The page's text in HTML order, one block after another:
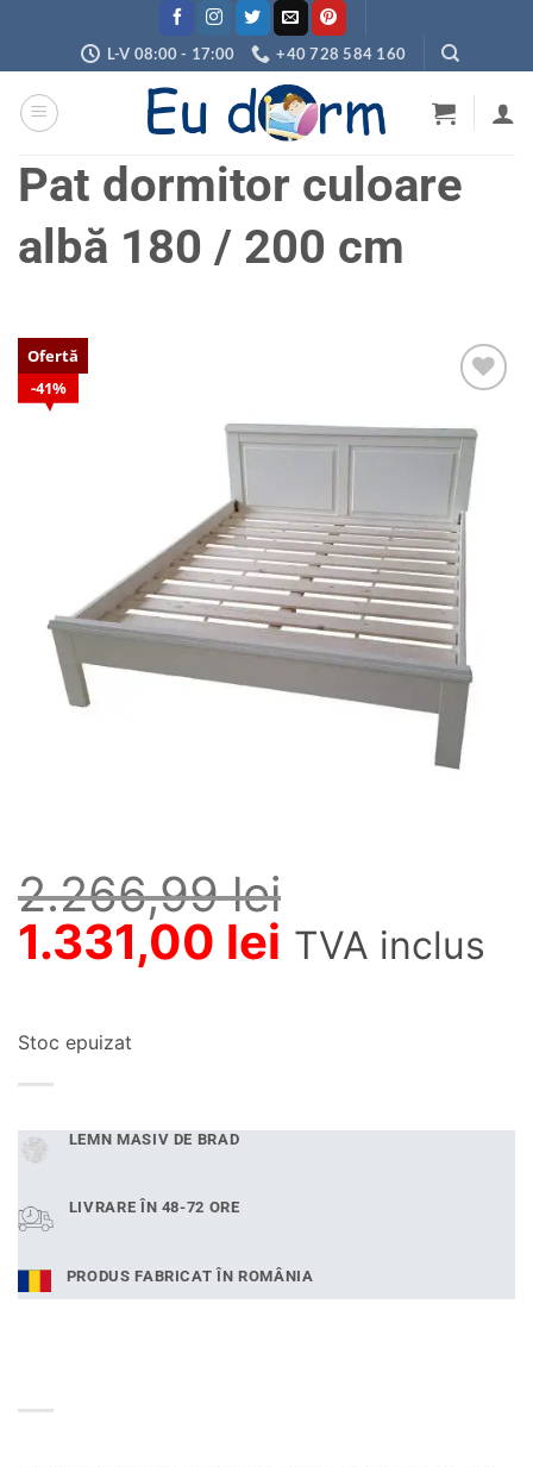
content
L-V 08:00 - 17:00 +40 728 584 160
Pat dormitor culoare
albă 180 / 200 cm
în
wishlist
1
utilizator
41%
Ofertă
2.266,99lei
Prețul
a
fost:
2.266,99 lei.
1.331,00 lei Prețul
TVA inclus
Stoc epuizat
LEMN MASIV DE BRAD
LIVRARE ÎN 48-72 ORE
PRODUS FABRICAT ÎN ROMÂNIA